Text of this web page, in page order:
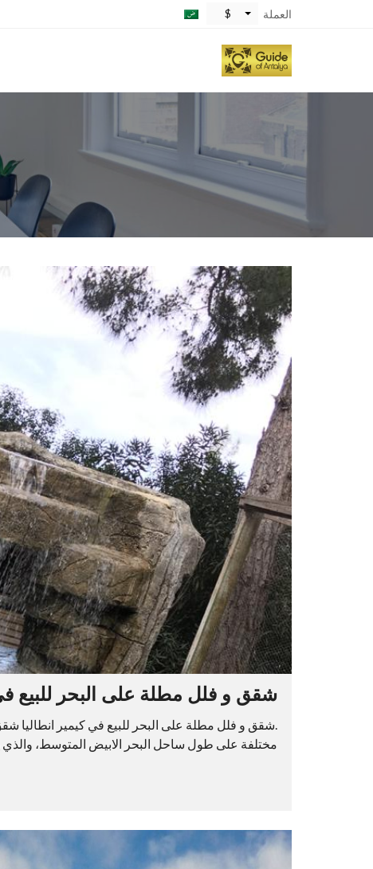
العملة $
شقق و فلل مطلة على البحر للبيع في
.شقق و فلل مطلة على البحر للبيع في كيمير انطاليا
مختلفة على طول ساحل البحر الابيض المتوسط، والذي يمتد لغاية